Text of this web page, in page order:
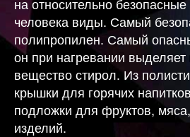
человека виды. Самый
полипропилен. Самый
он при нагревании выделяет
вещество стирол. Из
крышки для горячих
подложки для фруктов,
изделий.